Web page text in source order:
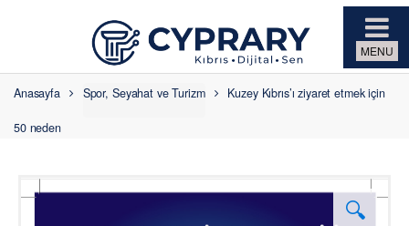
Anasayfa Spor, Seyahat ve Turizm Kuzey Kıbrıs’ı ziyaret etmek için
50 neden
🔍